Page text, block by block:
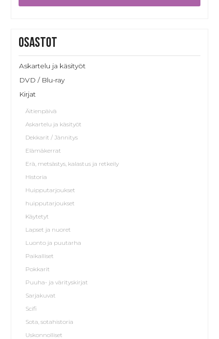
Osastot
Askartelu ja käsityöt
DVD / Blu-ray
Kirjat
Äitienpäivä
Askartelu ja käsityöt
Dekkarit / Jännitys
Elämäkerrat
Erä, metsästys, kalastus ja retkeily
Historia
Huipputarjoukset
huipputarjoukset
Käytetyt
Lapset ja nuoret
Luonto ja puutarha
Paikalliset
Pokkarit
Puuha- ja värityskirjat
Sarjakuvat
Scifi
Sota, sotahistoria
Uskonnolliset